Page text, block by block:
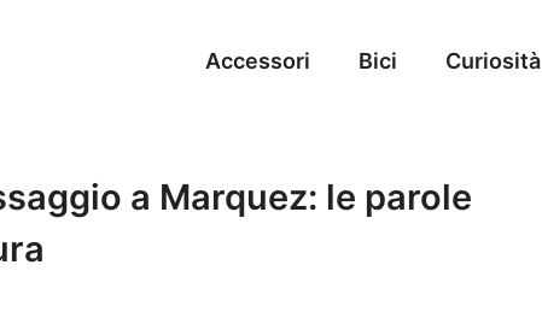
Accessori Bici Curiosità
a Marquez: le parole